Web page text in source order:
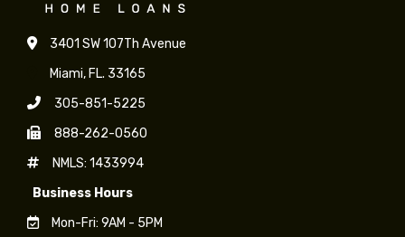
3401 SW 107Th Avenue
Miami, FL. 33165
305-851-5225
888-262-0560
NMLS: 1433994
Business Hours
Mon-Fri: 9AM - 5PM